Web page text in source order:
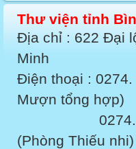
Thư viện tỉnh
Địa chỉ : 622 Đại
Minh
Điện thoại :
Mượn tổng hợp)
0274.
(Phòng Thiếu nhi)